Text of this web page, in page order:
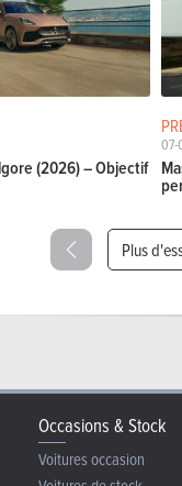
(2026) – Objectif
07-
Plus
Occasions & Stock
Voitures occasion